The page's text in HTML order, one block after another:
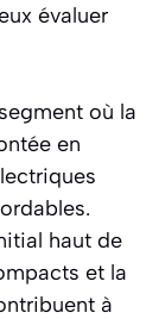
évaluer
où la
en
haut de
et la
à